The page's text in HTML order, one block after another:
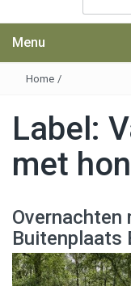
Menu
Home /
Label:
met
Overnachten
Buitenplaats